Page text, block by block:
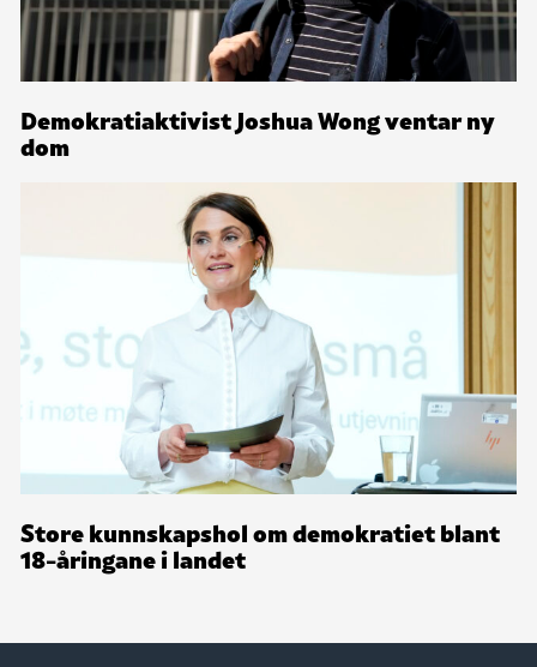
Demokratiaktivist Joshua Wong ventar ny
dom
Store kunnskapshol om demokratiet blant
18-åringane i landet